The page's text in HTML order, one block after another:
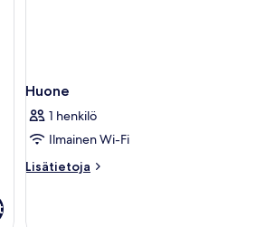
Huone
1 henkilö
Ilmainen Wi-Fi
Lisätietoja
Lisätietoja